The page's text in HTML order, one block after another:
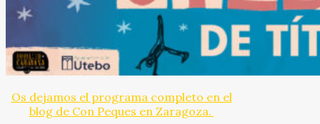
Os dejamos el programa completo en el
blog de Con Peques en Zaragoza.